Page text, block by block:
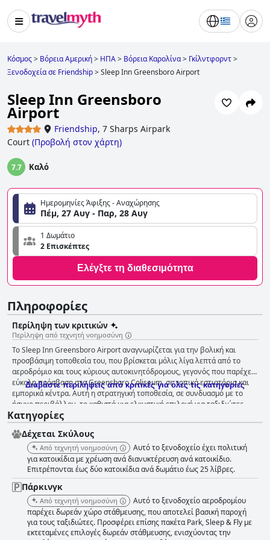
Κόσμος> Βόρεια Αμερική> ΗΠΑ> Βόρεια Καρολίνα> Γκίλντφορντ>
Ξενοδοχεία σε Friendship>Sleep Inn Greensboro Airport
Sleep Inn Greensboro
Airport
Friendship, 7 Sharps Airpark
Court (Προβολή στον χάρτη)
7.7 Καλό
Ημερομηνίες Άφιξης - Αναχώρησης
Πέμ, 27 Αυγ - Παρ, 28 Αυγ
1 Δωμάτιο
2 Επισκέπτες
Ελέγξτε τη διαθεσιμότητα
Πληροφορίες
Περίληψη των κριτικών
Περίληψη από τεχνητή νοημοσύνη
Το Sleep Inn Greensboro Airport αναγνωρίζεται για την βολική και
προσβάσιμη τοποθεσία του, που βρίσκεται μόλις λίγα λεπτά από το
αεροδρόμιο και τους κύριους αυτοκινητόδρομους, γεγονός που παρέχει
εύκολη πρόσβαση στο Greensboro Coliseum, σε τοπικά εστιατόρια και
εμπορικά κέντρα. Αυτή η στρατηγική τοποθεσία, σε συνδυασμό με το
ήσυχο περιβάλλον, το καθιστά μια ελκυστική επιλογή για ταξιδιώτες
που αναζητούν τόσο ηρεμία όσο και εγγύτητα σε βασικές ανέσεις. Παρά
τις ανησυχίες σχετικά με τον περιορισμένο χώρο στάθμευσης και την
απόστασή του από το κέντρο της πόλης, η οικονομική τιμή και η ευκολία
του ξενοδοχείου ξεχωρίζουν. Οι επιλογές πρωινού στο Sleep Inn
Greensboro Airport λαμβάνουν μικτές κριτικές. Θετικά, οι επισκέπτες
εκτιμούν την καθαριότητα, τον καλό καφέ και τη συμπερίληψη
φρεσκοψημένων βάφλων, ομελέτας και μπέικον. Ωστόσο, ένας
σημαντικός αριθμός επισκεπτών ζητά περισσότερη ποικιλία και
εκφράζει απογοήτευση για τις περιορισμένες επιλογές, ιδιαίτερα την
έλλειψη ζεστού φαγητού και τη βασική φύση του πρωινού που
παρέχεται κατά τη διάρκεια του COVID-19. Οι επισκέπτες γενικά
βρίσκουν τα δωμάτια στο Sleep Inn Greensboro Airport καθαρά, άνετα
Διαβάστε περιλήψεις από κριτικές για όλες τις κατηγορίες
Κατηγορίες
Δέχεται Σκύλους
Από τεχνητή νοημοσύνη
Αυτό το ξενοδοχείο έχει πολιτική
για κατοικίδια με χρέωση ανά διανυκτέρευση ανά κατοικίδιο.
Επιτρέπονται έως δύο κατοικίδια ανά δωμάτιο έως 25 λίβρες.
Πάρκινγκ
Από τεχνητή νοημοσύνη
Αυτό το ξενοδοχείο αεροδρομίου
παρέχει δωρεάν χώρο στάθμευσης, που αποτελεί βασική παροχή
για τους ταξιδιώτες. Προσφέρει επίσης πακέτα Park, Sleep & Fly με
εκτεταμένες επιλογές δωρεάν στάθμευσης, ενισχύοντας την